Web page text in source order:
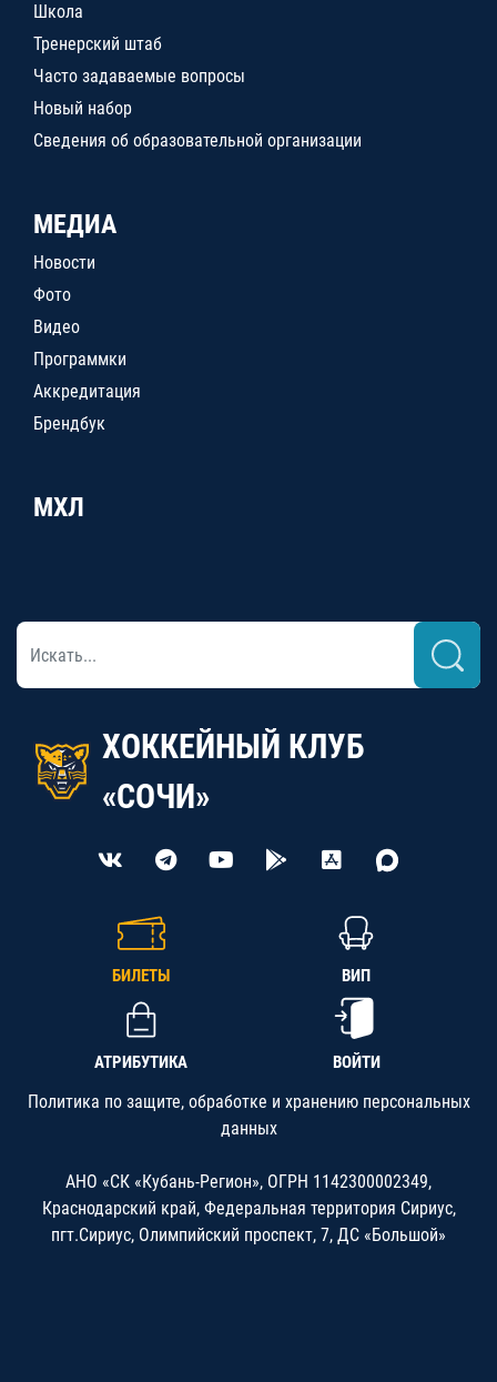
Школа
Тренерский штаб
Часто задаваемые вопросы
Новый набор
Сведения об образовательной организации
МЕДИА
Новости
Фото
Видео
Программки
Аккредитация
Брендбук
МХЛ
ХОККЕЙНЫЙ КЛУБ
«СОЧИ»
БИЛЕТЫ ВИП
АТРИБУТИКА ВОЙТИ
Политика по защите, обработке и хранению персональных
данных
АНО «СК «Кубань-Регион», ОГРН 1142300002349,
Краснодарский край, Федеральная территория Сириус,
пгт.Сириус, Олимпийский проспект, 7, ДС «Большой»